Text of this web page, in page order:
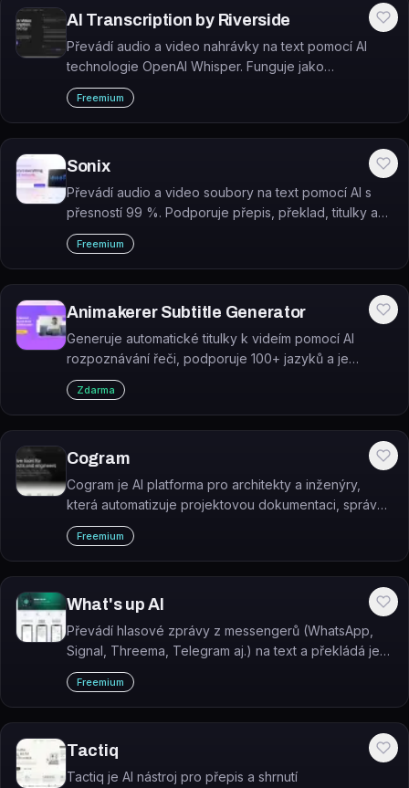
AI Transcription by Riverside
Převádí audio a video nahrávky na text pomocí AI
technologie OpenAI Whisper. Funguje jako
samostatný webový nástroj i jako součást
nahrávacího studia Riverside.
Freemium
Sonix
Převádí audio a video soubory na text pomocí AI s
přesností 99 %. Podporuje přepis, překlad, titulky a
analýzu obsahu ve více než 54 jazycích.
Freemium
Animakerer Subtitle Generator
Generuje automatické titulky k videím pomocí AI
rozpoznávání řeči, podporuje 100+ jazyků a je
zdarma.
Zdarma
Cogram
Cogram je AI platforma pro architekty a inženýry,
která automatizuje projektovou dokumentaci, správu
e-mailů, záznamy ze schůzek a terénní zprávy.
Freemium
What's up AI
Převádí hlasové zprávy z messengerů (WhatsApp,
Signal, Threema, Telegram aj.) na text a překládá je
do zvoleného jazyka.
Freemium
Tactiq
Tactiq je AI nástroj pro přepis a shrnutí